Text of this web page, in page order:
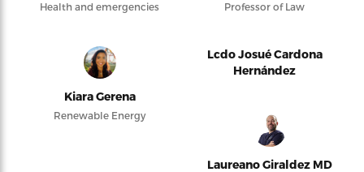
Health and emergencies Professor of Law
Kiara Gerena
Renewable Energy
Lcdo Josué Cardona
Hernández
Laureano Giraldez MD